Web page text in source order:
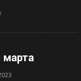
марта